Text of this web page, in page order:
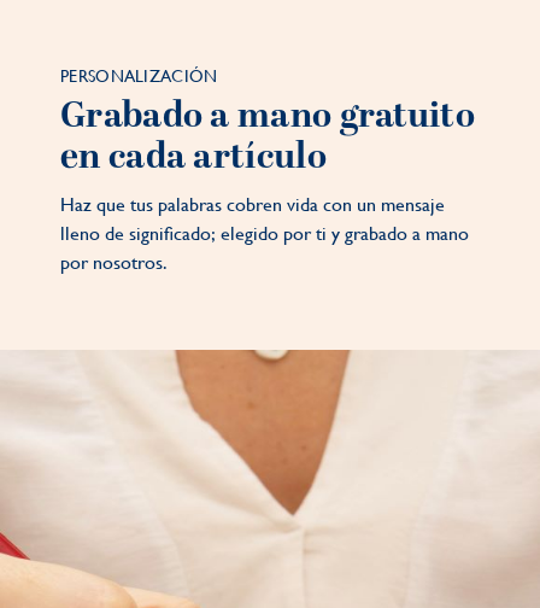
PERSONALIZACIÓN
Grabado a mano gratuito
en cada artículo
Haz que tus palabras cobren vida con un mensaje
lleno de significado; elegido por ti y grabado a mano
por nosotros.